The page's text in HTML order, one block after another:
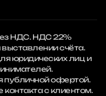
НДС. НДС 22%
счёта.
юридических лиц и
публичной офертой.
с клиентом.